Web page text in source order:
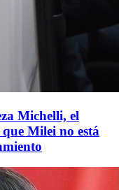
Michelli, el
Milei no está